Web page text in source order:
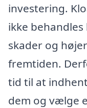
investering.
ikke
skader og
fremtiden.
tid til at
dem og vælge